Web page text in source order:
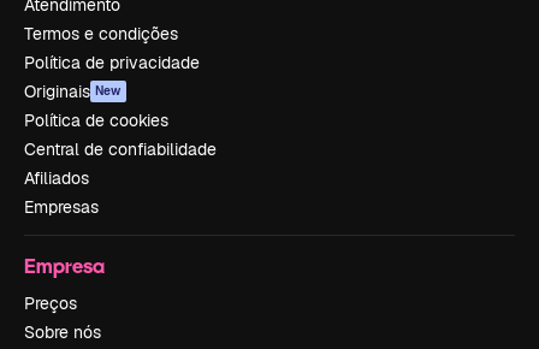
Atendimento
Termos e condições
Política de privacidade
Originais New
Política de cookies
Central de confiabilidade
Afiliados
Empresas
Empresa
Preços
Sobre nós